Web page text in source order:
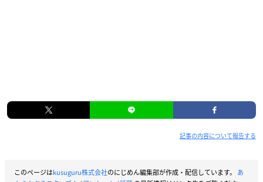
記事の内容について報告する
このページはkusuguru株式会社のにじめん編集部が作成・配信しています。 あ